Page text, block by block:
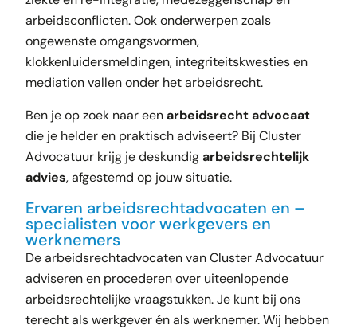
arbeidsconflicten. Ook onderwerpen zoals
ongewenste omgangsvormen,
klokkenluidersmeldingen, integriteitskwesties en
mediation vallen onder het arbeidsrecht.
Ben je op zoek naar eenarbeidsrecht advocaat
die je helder en praktisch adviseert? Bij Cluster
Advocatuur krijg je deskundigarbeidsrechtelijk
advies, afgestemd op jouw situatie.
Ervaren arbeidsrechtadvocaten en –
specialisten voor werkgevers en
werknemers
De arbeidsrechtadvocaten van Cluster Advocatuur
adviseren en procederen over uiteenlopende
arbeidsrechtelijke vraagstukken. Je kunt bij ons
terecht als werkgever én als werknemer. Wij hebben